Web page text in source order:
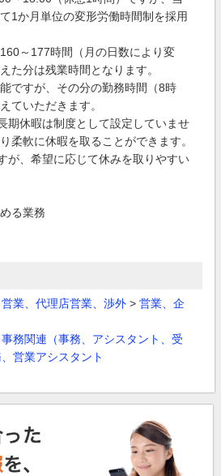
1か月単位の変形労働時間制を採用
～177時間（月の日数により変
た分は残業時間となります。
ですが、その分の勤務時間（8時
ていただきます。
期休暇は制度として設定していませ
柔軟に休暇を取ることができます。
が、希望に応じて休みを取りやすい
る業務
営業、代理店営業、渉外 > 営業、企
事務関連（事務、アシスタント、受
営業アシスタント